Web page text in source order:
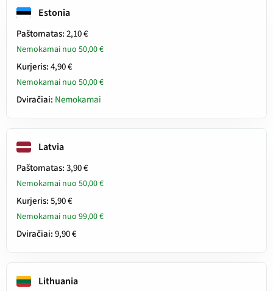
Estonia
Paštomatas:2,10 €
Nemokamai nuo 50,00 €
Kurjeris:4,90 €
Nemokamai nuo 50,00 €
Dviračiai: Nemokamai
Latvia
Paštomatas:3,90 €
Nemokamai nuo 50,00 €
Kurjeris:5,90 €
Nemokamai nuo 99,00 €
Dviračiai:9,90 €
Lithuania